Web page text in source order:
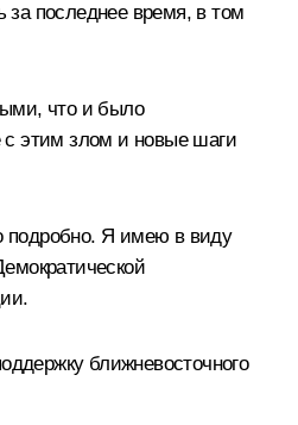
за последнее время, в том
что и было
с этим злом и новые шаги
подробно. Я имею в виду
ближневосточного